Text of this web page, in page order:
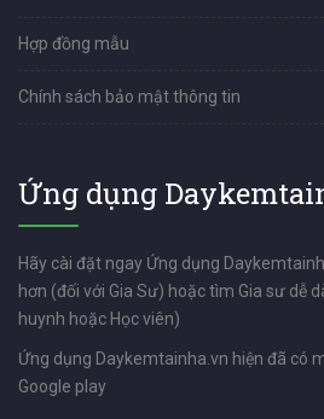
Hợp đồng mẫu
Chính sách bảo mật thông tin
Ứng dụng
Hãy cài đặt ngay Ứng dụng
hơn (đối với Gia Sư) hoặc tìm Gia sư dễ
huynh hoặc Học viên)
Ứng dụng Daykemtainha.vn hiện đã có
Google play